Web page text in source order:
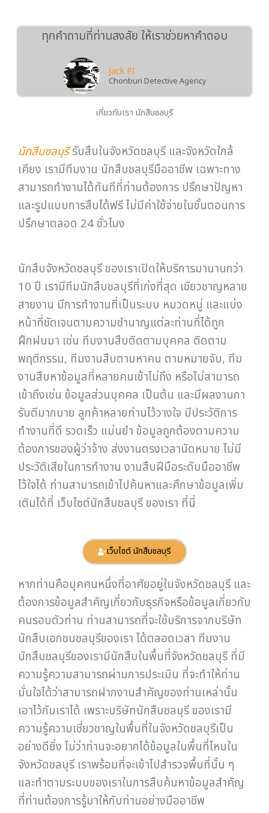
ทุกคำถามที่ท่านสงสัย ให้เราช่วยหาคำตอบ
Jack PI
Chonburi Detective Agency
เกี่ยวกับเรา นักสืบชลบุรี
นักสืบชลบุรีรับสืบในจังหวัดชลบุรี และจังหวัดใกล้
เคียง เรามีทีมงาน นักสืบชลบุรีมืออาชีพ เฉพาะทาง
สามารถทำงานได้ทันทีที่ท่านต้องการ ปรึกษาปัญหา
และรูปแบบการสืบได้ฟรี ไม่มีค่าใช้จ่ายในขั้นตอนการ
ปรึกษาตลอด 24 ชั่วโมง
นักสืบจังหวัดชลบุรี ของเราเปิดให้บริการมานานกว่า
10 ปี เรามีทีมนักสืบชลบุรีที่เก่งที่สุด เชียวชาญหลาย
สายงาน มีการทำงานที่เป็นระบบ หมวดหมู่ และแบ่ง
หน้าที่ชัดเจนตามความชำนาญแต่ละท่านที่ได้ถูก
ฝึกฝนมา เช่น ทีมงานสืบติดตามบุคคล ติดตาม
พฤติกรรม, ทีมงานสืบตามหาคน ตามหมายจับ, ทีม
งานสืบหาข้อมูลที่หลายคนเข้าไม่ถึง หรือไม่สามารถ
เข้าถึงเช่น ข้อมูลส่วนบุคคล เป็นต้น และมีผลงานกา
รันตีมากมาย ลูกค้าหลายท่านไว้วางใจ มีประวัติการ
ทำงานที่ดี รวดเร็ว แม่นยำ ข้อมูลถูกต้องตามความ
ต้องการของผู้ว่าจ้าง ส่งงานตรงเวลานัดหมาย ไม่มี
ประวัติเสียในการทำงาน งานสืบฝีมือระดับมืออาชีพ
ไว้ใจได้ ท่านสามารถเข้าไปค้นหาและศึกษาข้อมูลเพิ่ม
เติมได้ที่ เว็บไซต์นักสืบชลบุรี ของเรา ที่นี่
เว็บไซต์ นักสืบชลบุรี
หากท่านคือบุคคนหนึ่งที่อาศัยอยู่ในจังหวัดชลบุรี และ
ต้องการข้อมูลสำคัญเกี่ยวกับธุรกิจหรือข้อมูลเกี่ยวกับ
คนรอบตัวท่าน ท่านสามารถที่จะใช้บริการจากบริษัท
นักสืบเอกชนชลบุรีของเรา ได้ตลอดเวลา ทีมงาน
นักสืบชลบุรีของเรามีนักสืบในพื้นที่จังหวัดชลบุรี ที่มี
ความรู้ความสามารถผ่านการประเมิน ที่จะทำให้ท่าน
มั่นใจได้ว่าสามารถฝากงานสำคัญของท่านเหล่านั้น
เอาไว้กับเราได้ เพราะบริษัทนักสืบชลบุรี ของเรามี
ความรู้ความเชี่ยวชาญในพื้นที่ในจังหวัดชลบุรีเป็น
อย่างดียิ่ง ไม่ว่าท่านจะอยากได้ข้อมูลในพื้นที่ไหนใน
จังหวัดชลบุรี เราพร้อมที่จะเข้าไปสำรวจพื้นที่นั้น ๆ
และทำตามระบบของเราในการสืบค้นหาข้อมูลสำคัญ
ที่ท่านต้องการรู้มาให้กับท่านอย่างมืออาชีพ